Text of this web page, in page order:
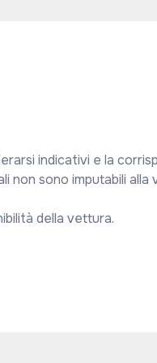
indicativi e la
non sono imputabili
della vettura.